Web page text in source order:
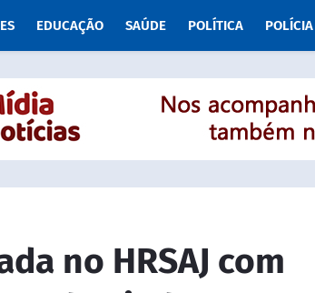
EDUCAÇÃO SAÚDE POLÍTICA POLÍCIA
no HRSAJ com